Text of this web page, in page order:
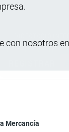
con nosotros
DIRECTORIO
Directorio
Mercancía